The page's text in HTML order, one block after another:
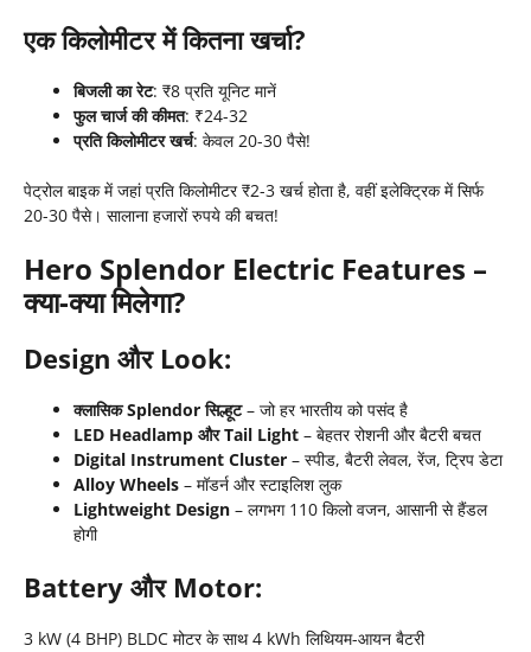
एक किलोमीटर में कितना खर्चा?
बिजली का रेट: ₹8 प्रति यूनिट मानें
फुल चार्ज की कीमत: ₹24-32
प्रति किलोमीटर खर्च: केवल 20-30 पैसे!
पेट्रोल बाइक में जहां प्रति किलोमीटर ₹2-3 खर्च होता है, वहीं इलेक्ट्रिक में सिर्फ
20-30 पैसे। सालाना हजारों रुपये की बचत!
Hero Splendor Electric Features –
क्या-क्या मिलेगा?
Design और Look:
क्लासिक Splendor सिल्हूट– जो हर भारतीय को पसंद है
LED Headlamp और Tail Light – बेहतर रोशनी और बैटरी बचत
Digital Instrument Cluster – स्पीड, बैटरी लेवल, रेंज, ट्रिप डेटा
Alloy Wheels – मॉडर्न और स्टाइलिश लुक
Lightweight Design – लगभग 110 किलो वजन, आसानी से हैंडल
होगी
Battery और Motor:
3 kW (4 BHP) BLDC मोटर के साथ 4 kWh लिथियम-आयन बैटरी